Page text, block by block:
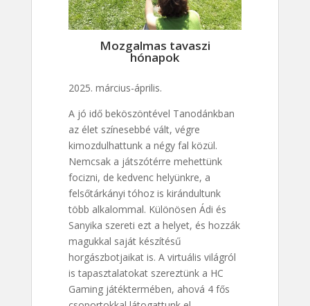
Mozgalmas tavaszi
hónapok
2025. március-április.
A jó idő beköszöntével Tanodánkban
az élet színesebbé vált, végre
kimozdulhattunk a négy fal közül.
Nemcsak a játszótérre mehettünk
focizni, de kedvenc helyünkre, a
felsőtárkányi tóhoz is kirándultunk
több alkalommal. Különösen Ádi és
Sanyika szereti ezt a helyet, és hozzák
magukkal saját készítésű
horgászbotjaikat is. A virtuális világról
is tapasztalatokat szereztünk a HC
Gaming játéktermében, ahová 4 fős